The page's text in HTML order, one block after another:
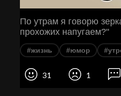
По утрам я говорю
прохожих напугаем?"
#жизнь #юмор
31 1